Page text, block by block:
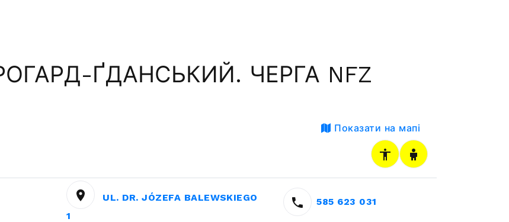
ҐДАНСЬКИЙ. ЧЕРГА NFZ
Показати на мапі
UL. DR. JÓZEFA BALEWSKIEGO
1
585 623 031